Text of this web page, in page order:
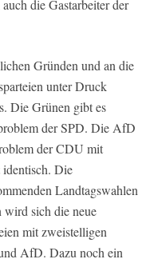
die Gastarbeiter der
Gründen und an die
unter Druck
Die Grünen gibt es
der SPD. Die AfD
der CDU mit
Die
Landtagswahlen
wird sich die neue
mit zweistelligen
AfD. Dazu noch ein